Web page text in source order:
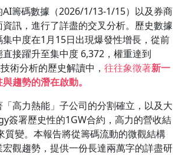
籌碼數據（2026/1/13-1/15）以及券商
訊，進行了詳盡的交叉分析。歷史數據
中度在1月15日出現爆發性增長，從前
接躍升至集中度 6,372，權重達到
術分析的歷史解讀中， 往往象徵著新一
趨勢的潛在啟動。
高力熱能」子公司的分割確立，以及大
簽署歷史性的1GW合約，高力的營收結
質變。本報告將從籌碼流動的微觀結構
觀趨勢，提供一份長達兩萬字的詳盡研